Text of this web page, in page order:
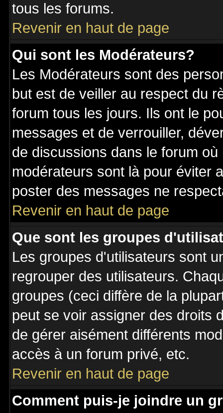
tous les forums.
Revenir en haut de page
Qui sont les Modérateurs?
Les Modérateurs sont des
but est de veiller au respect du
forum tous les jours. Ils ont le
messages et de verrouiller,
de discussions dans le forum
modérateurs sont là pour éviter
poster des messages ne
Revenir en haut de page
Que sont les groupes
Les groupes d'utilisateurs sont
regrouper des utilisateurs.
groupes (ceci diffère de la
peut se voir assigner des droits
de gérer aisément différents
accès à un forum privé, etc.
Revenir en haut de page
Comment puis-je joindre un